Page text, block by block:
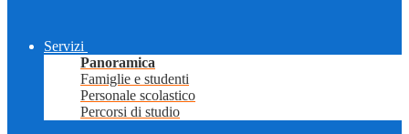
Servizi
Panoramica
Famiglie e studenti
Personale scolastico
Percorsi di studio